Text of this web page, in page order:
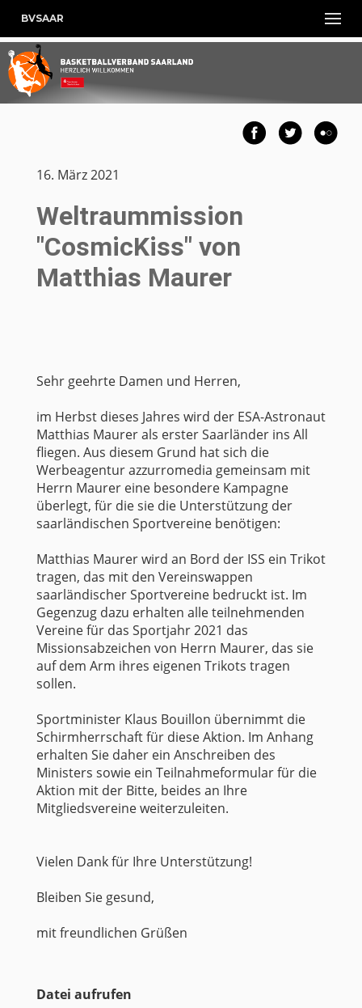
BVSAAR
16. März 2021
Weltraummission
"CosmicKiss" von
Matthias Maurer
Sehr geehrte Damen und Herren,
im Herbst dieses Jahres wird der ESA-Astronaut
Matthias Maurer als erster Saarländer ins All
fliegen. Aus diesem Grund hat sich die
Werbeagentur azzurromedia gemeinsam mit
Herrn Maurer eine besondere Kampagne
überlegt, für die sie die Unterstützung der
saarländischen Sportvereine benötigen:
Matthias Maurer wird an Bord der ISS ein Trikot
tragen, das mit den Vereinswappen
saarländischer Sportvereine bedruckt ist. Im
Gegenzug dazu erhalten alle teilnehmenden
Vereine für das Sportjahr 2021 das
Missionsabzeichen von Herrn Maurer, das sie
auf dem Arm ihres eigenen Trikots tragen
sollen.
Sportminister Klaus Bouillon übernimmt die
Schirmherrschaft für diese Aktion. Im Anhang
erhalten Sie daher ein Anschreiben des
Ministers sowie ein Teilnahmeformular für die
Aktion mit der Bitte, beides an Ihre
Mitgliedsvereine weiterzuleiten.
Vielen Dank für Ihre Unterstützung!
Bleiben Sie gesund,
mit freundlichen Grüßen
Datei aufrufen